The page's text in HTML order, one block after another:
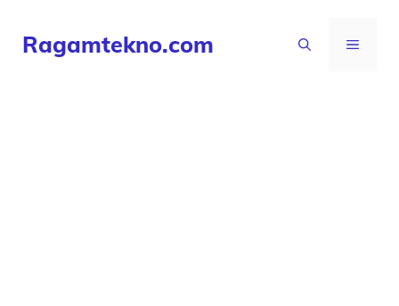
Ragamtekno.com MENU